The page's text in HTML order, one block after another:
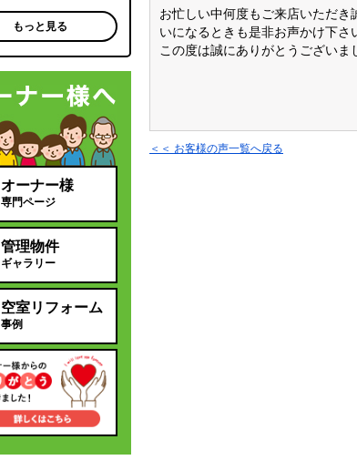
お忙しい中何度もご来店いただき
いになるときも是非お声かけ下さ
この度は誠にありがとうございま
＜＜ お客様の声一覧へ戻る
もっと見る
オーナー様
専門ページ
管理物件
ギャラリー
空室リフォーム
事例